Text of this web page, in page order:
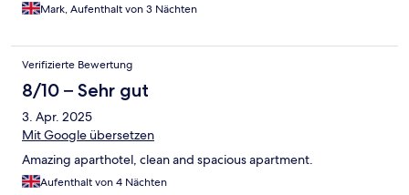
Mark, Aufenthalt von 3 Nächten
Verifizierte Bewertung
8/10 – Sehr gut
3. Apr. 2025
Mit Google übersetzen
Amazing aparthotel, clean and spacious apartment.
Aufenthalt von 4 Nächten